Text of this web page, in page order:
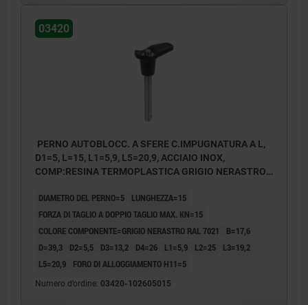
03420
PERNO AUTOBLOCC. A SFERE C.IMPUGNATURA A L,
D1=5, L=15, L1=5,9, L5=20,9, ACCIAIO INOX,
COMP:RESINA TERMOPLASTICA GRIGIO NERASTRO
DIAMETRO DEL PERNO=5
LUNGHEZZA=15
FORZA DI TAGLIO A DOPPIO TAGLIO MAX. KN=15
COLORE COMPONENTE=GRIGIO NERASTRO RAL 7021
B=17,6
D=39,3
D2=5,5 D3=13,2 D4=26 L1=5,9 L2=25
L3=19,2
L5=20,9
FORO DI ALLOGGIAMENTO H11=5
Numero d’ordine: 03420-102605015